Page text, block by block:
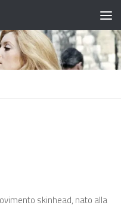
skinhead, nato alla